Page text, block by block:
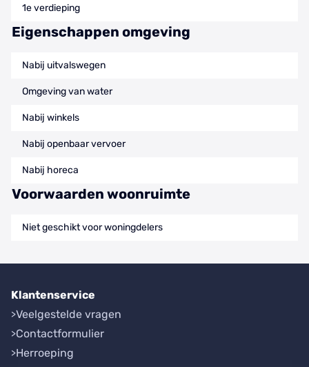
1e verdieping
Eigenschappen omgeving
Nabij uitvalswegen
Omgeving van water
Nabij winkels
Nabij openbaar vervoer
Nabij horeca
Voorwaarden woonruimte
Niet geschikt voor woningdelers
Klantenservice
Veelgestelde vragen
Contactformulier
Herroeping